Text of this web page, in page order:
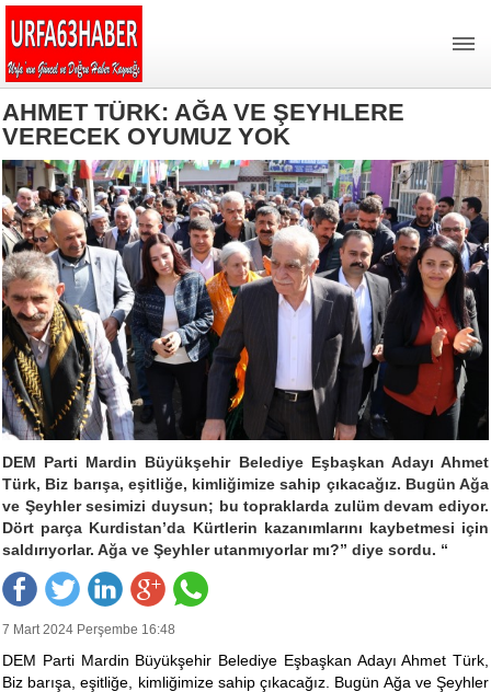
AHMET TÜRK: AĞA VE ŞEYHLERE
VERECEK OYUMUZ YOK
DEM Parti Mardin Büyükşehir Belediye Eşbaşkan Adayı Ahmet
Türk, Biz barışa, eşitliğe, kimliğimize sahip çıkacağız. Bugün Ağa
ve Şeyhler sesimizi duysun; bu topraklarda zulüm devam ediyor.
Dört parça Kurdistan’da Kürtlerin kazanımlarını kaybetmesi için
saldırıyorlar. Ağa ve Şeyhler utanmıyorlar mı?” diye sordu. “
7 Mart 2024 Perşembe 16:48
DEM Parti Mardin Büyükşehir Belediye Eşbaşkan Adayı Ahmet Türk,
Biz barışa, eşitliğe, kimliğimize sahip çıkacağız. Bugün Ağa ve Şeyhler